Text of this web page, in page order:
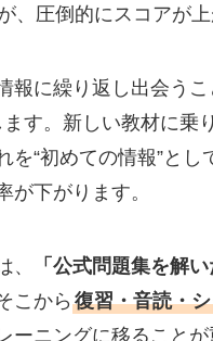
、圧倒的にスコアが上
報に繰り返し出会うこ
ます。新しい教材に乗
を“初めての情報”とし
が下がります。
、
「公式問題集を解い
こから 復習・音読・
ーニングに移ることが